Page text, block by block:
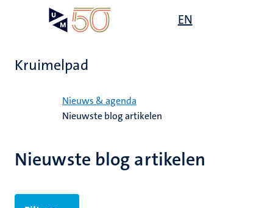
inhoud
EN
Kruimelpad
Nieuws & agenda
Nieuwste blog artikelen
Nieuwste blog artikelen